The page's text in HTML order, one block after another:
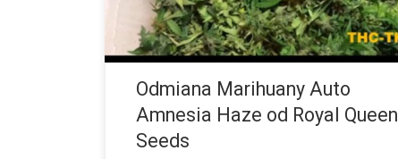
Odmiana Marihuany Auto
Amnesia Haze od Royal Queen
Seeds